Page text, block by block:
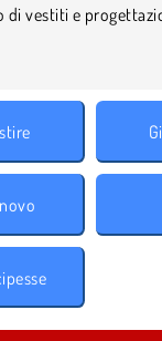
di vestiti e